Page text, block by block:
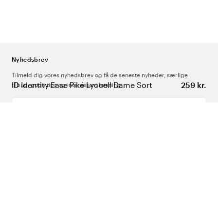
ID Identity Ease Piké Lyocell Dame Sort 259 kr.
Nyhedsbrev
Tilmeld dig vores nyhedsbrev og få de seneste nyheder, særlige
tilbud, gode tips og interessant læsning
Indtast din e-mailadresse